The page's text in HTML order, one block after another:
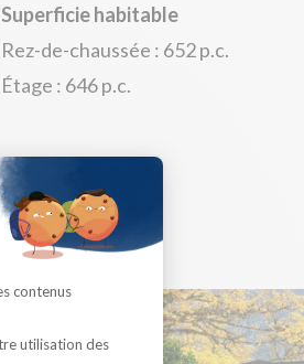
Superficie habitable
Rez-de-chaussée : 652 p.c.
Étage : 646 p.c.